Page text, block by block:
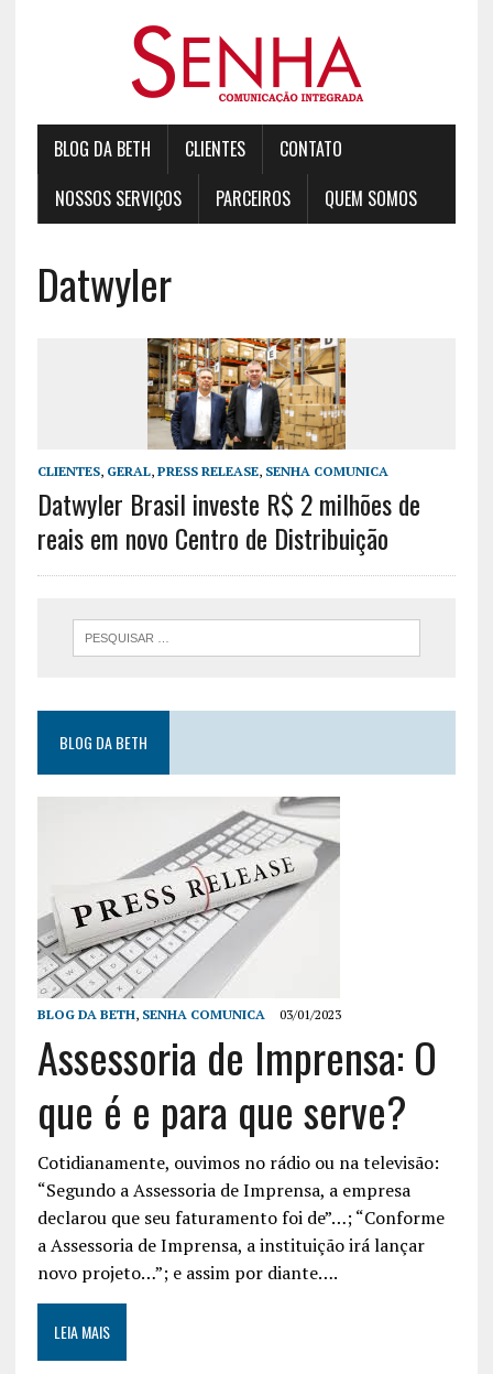
BLOG DA BETH CLIENTES
CONTATO
NOSSOS SERVIÇOS
PARCEIROS QUEM SOMOS
Datwyler
CLIENTES, GERAL, PRESS RELEASE, SENHA COMUNICA
Datwyler Brasil investe R$ 2 milhões de
reais em novo Centro de Distribuição
BLOG DA BETH
BLOG DA BETH, SENHA COMUNICA 03/01/2023
Assessoria de Imprensa: O
que é e para que serve?
Cotidianamente, ouvimos no rádio ou na televisão:
“Segundo a Assessoria de Imprensa, a empresa
declarou que seu faturamento foi de”…; “Conforme
a Assessoria de Imprensa, a instituição irá lançar
novo projeto…”; e assim por diante….
LEIA MAIS